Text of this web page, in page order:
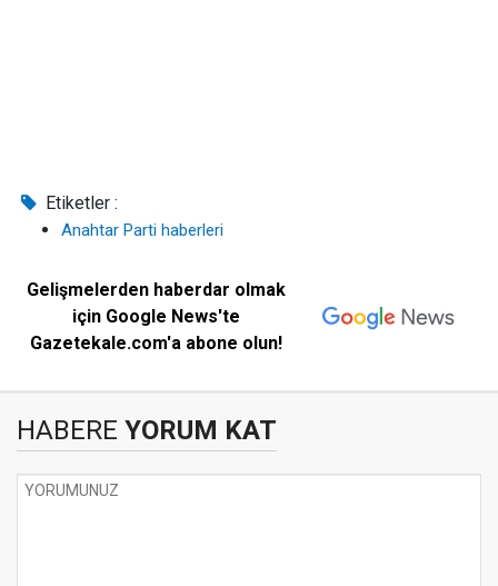
Etiketler :
Anahtar Parti haberleri
Gelişmelerden haberdar olmak
için Google News'te
Gazetekale.com'a abone olun!
HABERE YORUM KAT